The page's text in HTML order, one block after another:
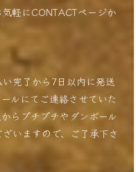
軽にCONTACTページか
完了から7日以内に発送
ルにてご連絡させていた
らプチプチやダンボール
いますので、ご了承下さ